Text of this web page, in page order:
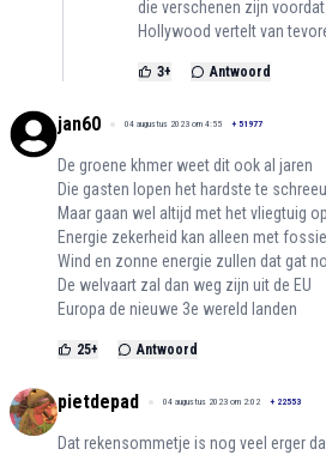
die verschenen zijn
Hollywood vertelt van
3+ Antwoord
jan60 04 augustus 2023 om 4:55 + 51977
De groene khmer weet dit ook al jaren
Die gasten lopen het hardste te
Maar gaan wel altijd met het vliegtuig
Energie zekerheid kan alleen met
Wind en zonne energie zullen dat gat
De welvaart zal dan weg zijn uit de EU
Europa de nieuwe 3e wereld landen
25+ Antwoord
pietdepad 04 augustus 2023 om 2:02 + 22553
Dat rekensommetje is nog veel erger